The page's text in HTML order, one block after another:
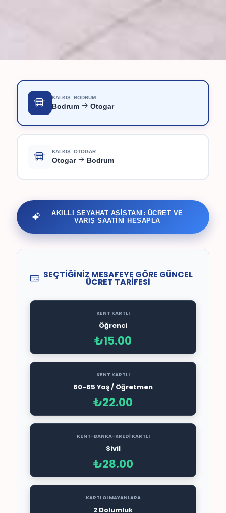
KALKIŞ: BODRUM
Bodrum Otogar
KALKIŞ: OTOGAR
Otogar Bodrum
AKILLI SEYAHAT ASİSTANI: ÜCRET VE
VARIŞ SAATİNİ HESAPLA
SEÇTİĞİNİZ MESAFEYE GÖRE GÜNCEL
ÜCRET TARİFESİ
KENT KARTLI
Öğrenci
₺15.00
KENT KARTLI
60-65 Yaş / Öğretmen
₺22.00
KENT-BANKA-KREDİ KARTLI
Sivil
₺28.00
KARTI OLMAYANLARA
2 Dolumluk